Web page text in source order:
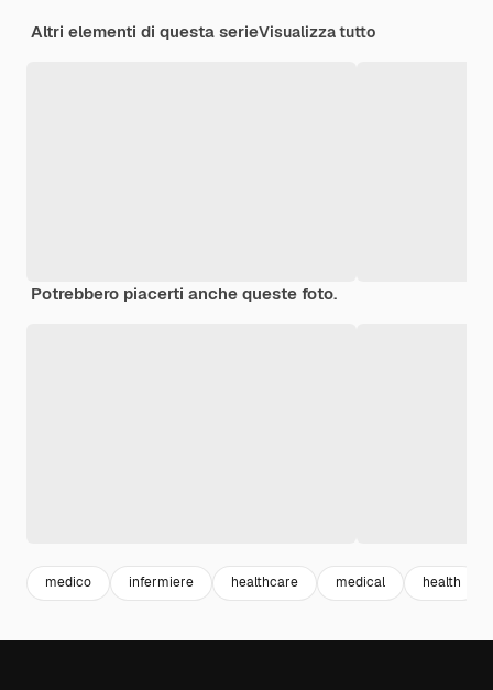
Altri elementi di questa serieVisualizza tutto
Potrebbero piacerti anche queste foto.
medico infermiere healthcare medical health